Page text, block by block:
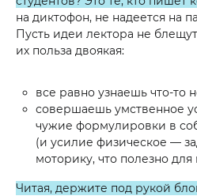
на диктофон, не надеется на
Пусть идеи лектора не
их польза двоякая:
все равно узнаешь что-то
совершаешь умственное
чужие формулировки в
(и усилие физическое —
моторику, что полезно для
Читая, держите под рукой